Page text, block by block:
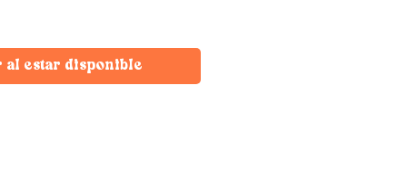
al estar disponible